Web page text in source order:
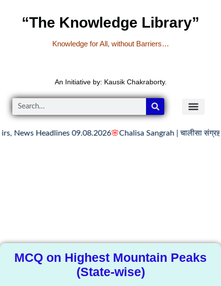
“The Knowledge Library”
Knowledge for All, without Barriers…
An Initiative by: Kausik Chakraborty.
Headlines 09.08.2026🌸Chalisa Sangrah | चालीसा संग्रह🌸Aarti
MCQ on Highest Mountain Peaks
(State-wise)